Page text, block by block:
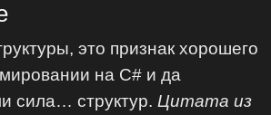
это признак хорошего
на C# и да
сила… структур.Цитата из